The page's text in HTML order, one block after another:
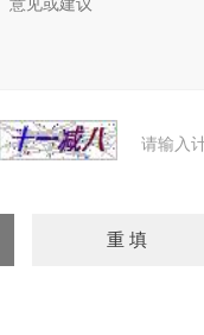
请输入